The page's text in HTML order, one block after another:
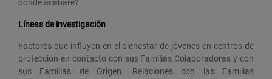
dónde acabaré?
Líneas de investigación
Factores que influyen en el bienestar de jóvenes en centros de
protección en contacto con sus Familias Colaboradoras y con
sus Familias de Origen. Relaciones con las Familias